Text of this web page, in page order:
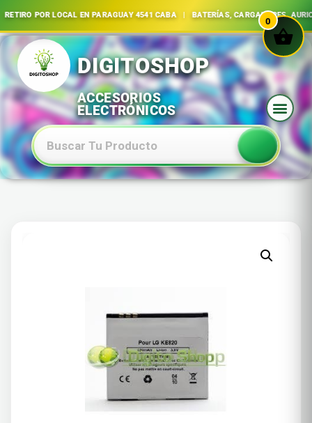
POR LOCAL EN PARAGUAY 4541 CABA | BATERÍAS, CARGADORES,
Ir
al
contenido
0